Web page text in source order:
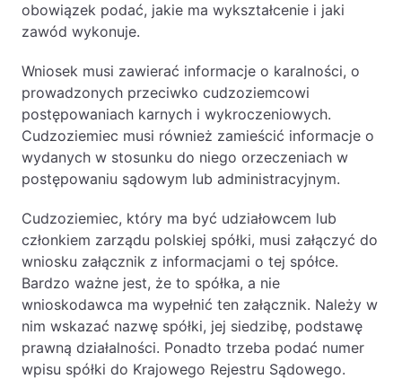
obowiązek podać, jakie ma wykształcenie i jaki
zawód wykonuje.
Wniosek musi zawierać informacje o karalności, o
prowadzonych przeciwko cudzoziemcowi
postępowaniach karnych i wykroczeniowych.
Cudzoziemiec musi również zamieścić informacje o
wydanych w stosunku do niego orzeczeniach w
postępowaniu sądowym lub administracyjnym.
Cudzoziemiec, który ma być udziałowcem lub
członkiem zarządu polskiej spółki, musi załączyć do
wniosku załącznik z informacjami o tej spółce.
Bardzo ważne jest, że to spółka, a nie
wnioskodawca ma wypełnić ten załącznik. Należy w
nim wskazać nazwę spółki, jej siedzibę, podstawę
prawną działalności. Ponadto trzeba podać numer
wpisu spółki do Krajowego Rejestru Sądowego.